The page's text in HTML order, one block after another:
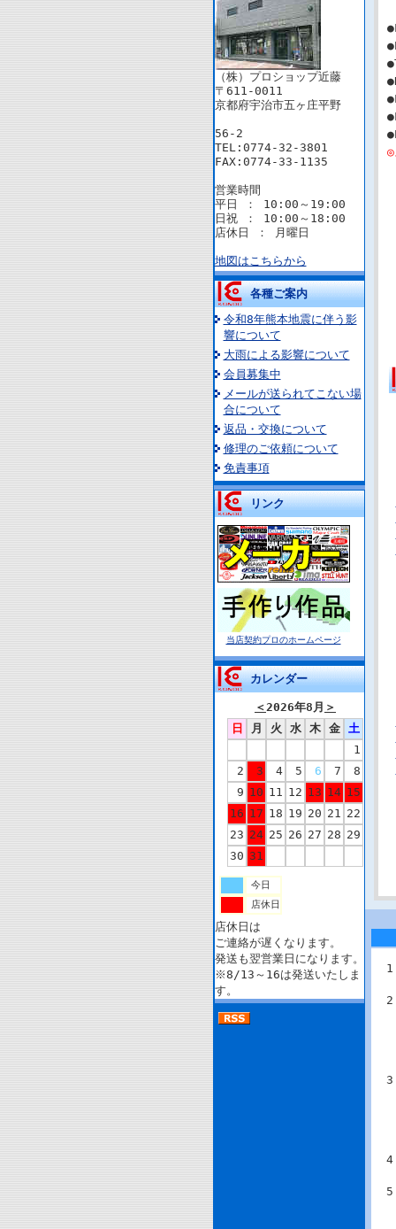
（株）プロショップ近藤
〒611-0011
京都府宇治市五ヶ庄平野
56-2
TEL:0774-32-3801
FAX:0774-33-1135
営業時間
平日 ： 10:00～19:00
日祝 ： 10:00～18:00
店休日 ： 月曜日
地図はこちらから
各種ご案内
令和8年熊本地震に伴う影
響について
大雨による影響について
会員募集中
メールが送られてこない場
合について
返品・交換について
修理のご依頼について
免責事項
リンク
当店契約プロのホームページ
カレンダー
＜2026年8月 ＞
日
月 火 水 木 金
土
1
2
3 4 5 6 7
8
9 10 11 12 13 14 15
16 17 18 19 20 21 22
23 24 25 26 27 28 29
30 31
今日
店休日
店休日は
ご連絡が遅くなります。
発送も翌営業日になります。
※8/13～16は発送いたしま
す。
◎